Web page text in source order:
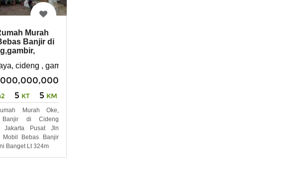
Murah
Banjir di
cideng , gambir jakarta pusat
5 KT 5 KM
Murah Oke,
Banjir di Cideng
Jakarta Pusat Jln
Mobil Bebas Banjir
Banget Lt 324m